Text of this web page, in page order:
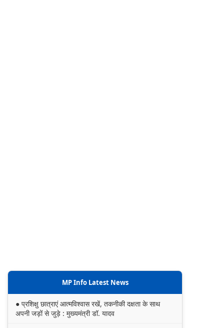
MP Info Latest News
● प्रशिक्षु छात्राएं आत्मविश्वास रखें, तकनीकी दक्षता के साथ
अपनी जड़ों से जुड़े : मुख्यमंत्री डॉ. यादव